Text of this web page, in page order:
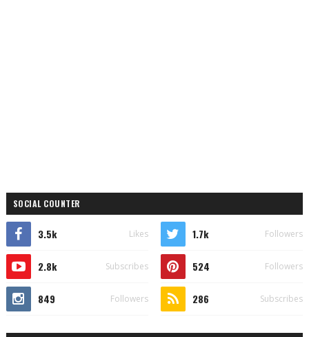
SOCIAL COUNTER
3.5k Likes 1.7k Followers
2.8k Subscribes 524 Followers
849 Followers 286 Subscribes